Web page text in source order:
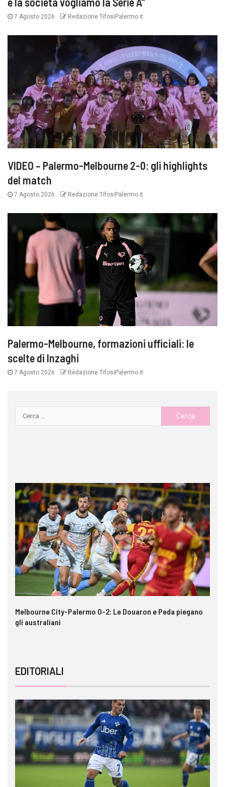
7 Agosto 2026 Redazione TifosiPalermo.it
VIDEO – Palermo-Melbourne 2-0: gli highlights
del match
7 Agosto 2026 Redazione TifosiPalermo.it
Palermo-Melbourne, formazioni ufficiali: le
scelte di Inzaghi
7 Agosto 2026 Redazione TifosiPalermo.it
Melbourne City-Palermo 0-2: Le Douaron e Peda piegano
gli australiani
EDITORIALI